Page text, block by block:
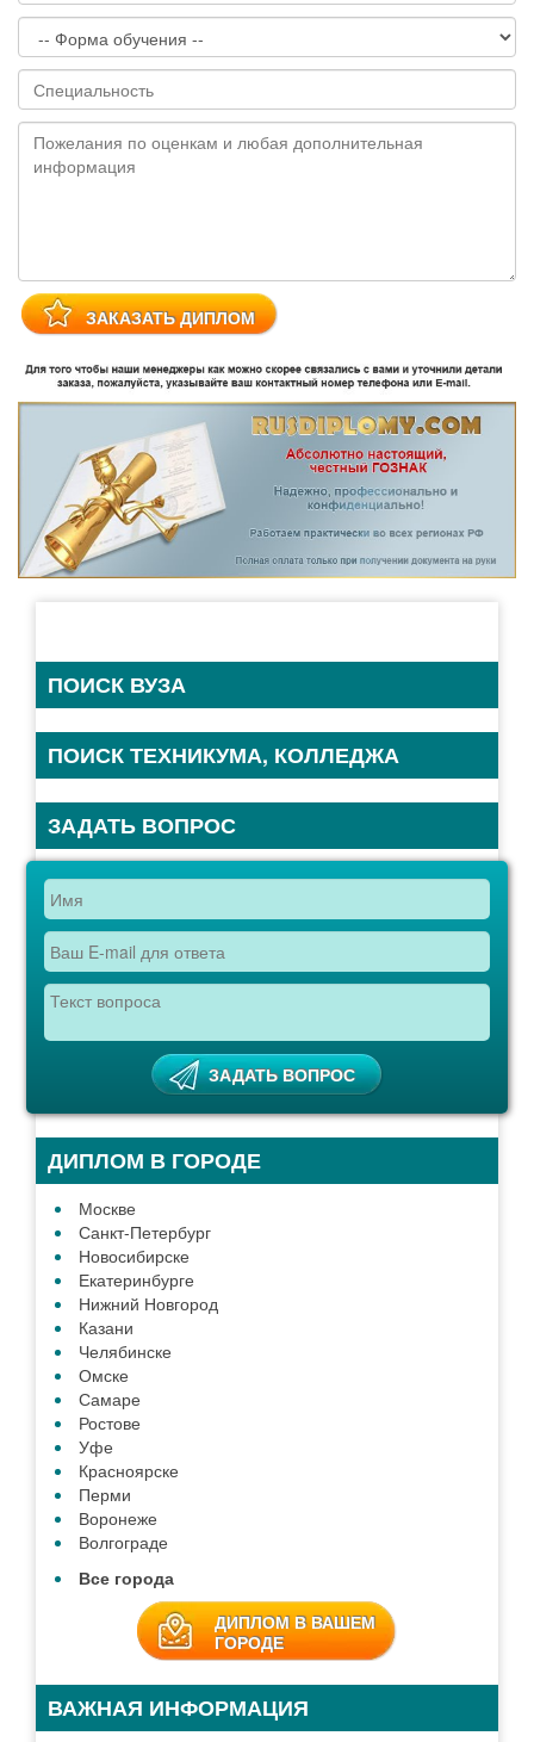
ПОИСК ВУЗА
ПОИСК ТЕХНИКУМА, КОЛЛЕДЖА
ЗАДАТЬ ВОПРОС
ДИПЛОМ В ГОРОДЕ
Москве
Санкт-Петербург
Новосибирске
Екатеринбурге
Нижний Новгород
Казани
Челябинске
Омске
Самаре
Ростове
Уфе
Красноярске
Перми
Воронеже
Волгограде
Все города
ДИПЛОМ В ВАШЕМ
ГОРОДЕ
ВАЖНАЯ ИНФОРМАЦИЯ